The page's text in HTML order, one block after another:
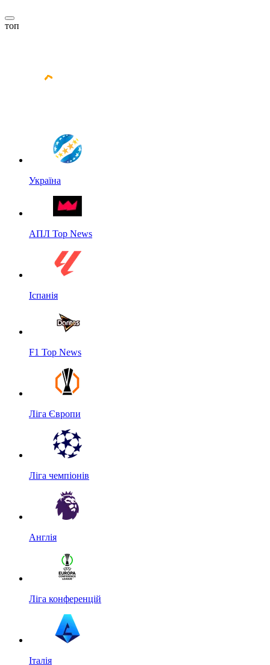
топ
Україна
АПЛ Top News
Іспанія
F1 Top News
Ліга Європи
Ліга чемпіонів
Англія
Ліга конференцій
Італія